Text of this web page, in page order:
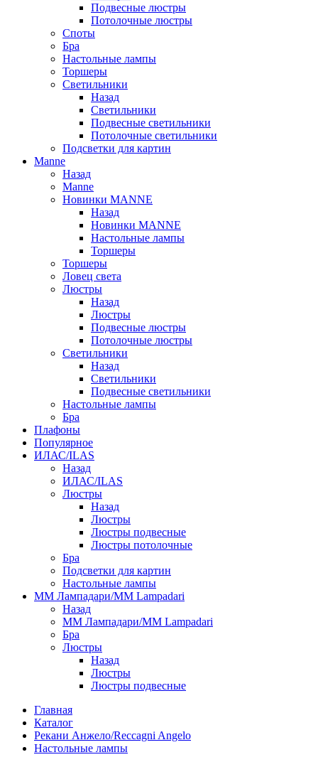
Подвесные люстры
Потолочные люстры
Споты
Бра
Настольные лампы
Торшеры
Светильники
Назад
Светильники
Подвесные светильники
Потолочные светильники
Подсветки для картин
Manne
Назад
Manne
Новинки MANNE
Назад
Новинки MANNE
Настольные лампы
Торшеры
Торшеры
Ловец света
Люстры
Назад
Люстры
Подвесные люстры
Потолочные люстры
Светильники
Назад
Светильники
Подвесные светильники
Настольные лампы
Бра
Плафоны
Популярное
ИЛАС/ILAS
Назад
ИЛАС/ILAS
Люстры
Назад
Люстры
Люстры подвесные
Люстры потолочные
Бра
Подсветки для картин
Настольные лампы
ММ Лампадари/MM Lampadari
Назад
ММ Лампадари/MM Lampadari
Бра
Люстры
Назад
Люстры
Люстры подвесные
Главная
Каталог
Рекани Анжело/Reccagni Angelo
Настольные лампы